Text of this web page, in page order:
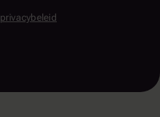
privacybeleid